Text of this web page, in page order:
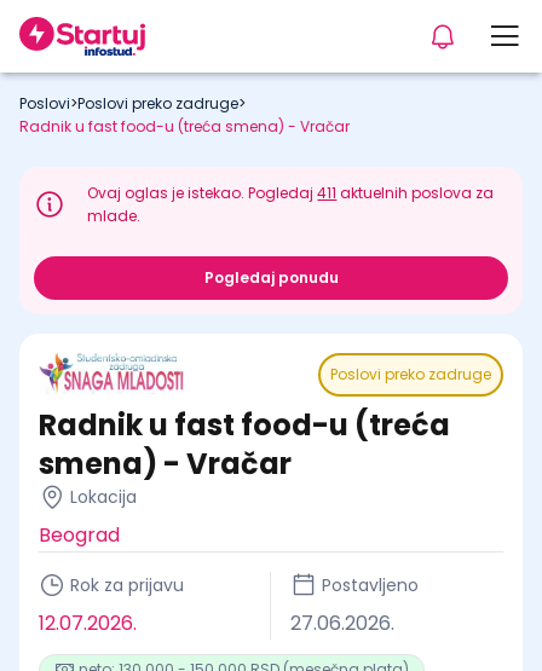
Poslovi>Poslovi preko zadruge>
Radnik u fast food-u (treća smena) - Vračar
Ovaj oglas je istekao. Pogledaj411 aktuelnih poslova za
mlade.
Pogledaj ponudu
Poslovi preko zadruge
Radnik u fast food-u (treća
smena) - Vračar
Lokacija
Beograd
Rok za prijavu
12.07.2026.
Postavljeno
27.06.2026.